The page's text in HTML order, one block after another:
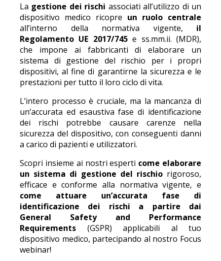
La gestione dei rischi associati all’utilizzo di un
dispositivo medico ricopre un ruolo centrale
all’interno della normativa vigente, il
Regolamento UE 2017/745e ss.mm.ii. (MDR),
che impone ai fabbricanti di elaborare un
sistema di gestione del rischio per i propri
dispositivi, al fine di garantirne la sicurezza e le
prestazioni per tutto il loro ciclo di vita.
L’intero processo è cruciale, ma la mancanza di
un’accurata ed esaustiva fase di identificazione
dei rischi potrebbe causare carenze nella
sicurezza del dispositivo, con conseguenti danni
a carico di pazienti e utilizzatori.
Scopri insieme ai nostri esperti come elaborare
un sistema di gestione del rischio rigoroso,
efficace e conforme alla normativa vigente, e
come attuare un’accurata fase di
identificazione dei rischi a partire dai
General Safety and Performance
Requirements (GSPR) applicabili al tuo
dispositivo medico, partecipando al nostro Focus
webinar!